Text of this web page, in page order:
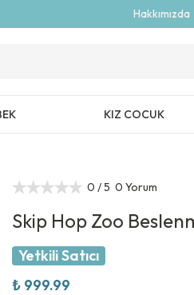
Hakkımızda
KIZ COCUK
0 / 5 0 Yorum
Skip Hop Zoo
Yetkili Satıcı
₺ 999.99